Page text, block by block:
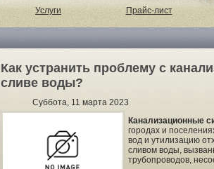
Услуги Прайс-лист
Как устранить проблему с
сливе воды?
Суббота, 11 марта 2023
Канализационные
городах и
вод и утилизацию
сливом воды,
трубопроводов,